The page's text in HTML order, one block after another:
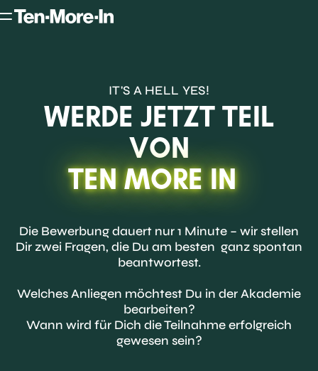
IT'S A HELL YES!
WERDE JETZT TEIL
VON
TEN MORE IN
Die Bewerbung dauert nur 1 Minute – wir stellen
Dir zwei Fragen, die Du am besten ganz spontan
beantwortest.
Welches Anliegen möchtest Du in der Akademie
bearbeiten?
Wann wird für Dich die Teilnahme erfolgreich
gewesen sein?